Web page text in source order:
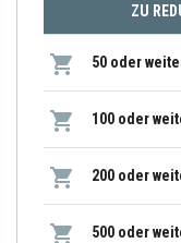
ZU
50 oder
100 oder
200 oder
500 oder